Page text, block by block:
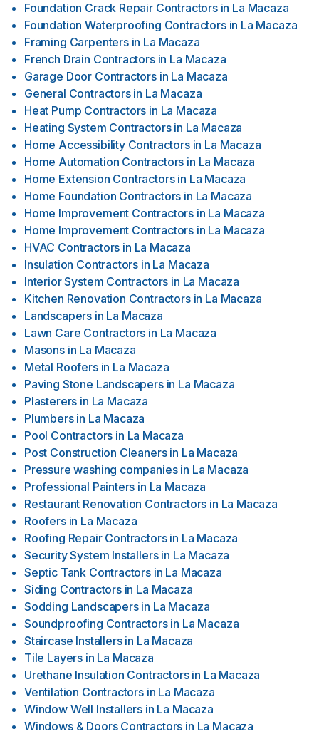
Foundation Crack Repair Contractors in La Macaza
Foundation Waterproofing Contractors in La Macaza
Framing Carpenters in La Macaza
French Drain Contractors in La Macaza
Garage Door Contractors in La Macaza
General Contractors in La Macaza
Heat Pump Contractors in La Macaza
Heating System Contractors in La Macaza
Home Accessibility Contractors in La Macaza
Home Automation Contractors in La Macaza
Home Extension Contractors in La Macaza
Home Foundation Contractors in La Macaza
Home Improvement Contractors in La Macaza
Home Improvement Contractors in La Macaza
HVAC Contractors in La Macaza
Insulation Contractors in La Macaza
Interior System Contractors in La Macaza
Kitchen Renovation Contractors in La Macaza
Landscapers in La Macaza
Lawn Care Contractors in La Macaza
Masons in La Macaza
Metal Roofers in La Macaza
Paving Stone Landscapers in La Macaza
Plasterers in La Macaza
Plumbers in La Macaza
Pool Contractors in La Macaza
Post Construction Cleaners in La Macaza
Pressure washing companies in La Macaza
Professional Painters in La Macaza
Restaurant Renovation Contractors in La Macaza
Roofers in La Macaza
Roofing Repair Contractors in La Macaza
Security System Installers in La Macaza
Septic Tank Contractors in La Macaza
Siding Contractors in La Macaza
Sodding Landscapers in La Macaza
Soundproofing Contractors in La Macaza
Staircase Installers in La Macaza
Tile Layers in La Macaza
Urethane Insulation Contractors in La Macaza
Ventilation Contractors in La Macaza
Window Well Installers in La Macaza
Windows & Doors Contractors in La Macaza